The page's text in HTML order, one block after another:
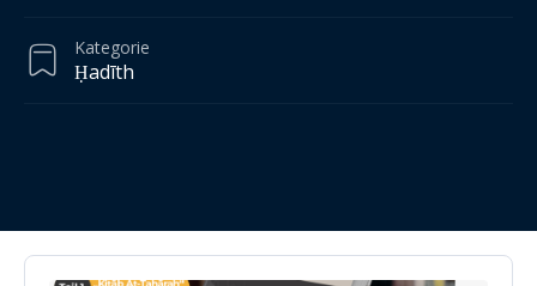
Kategorie
Ḥadīth